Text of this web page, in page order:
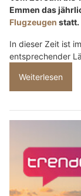
Emmen das
Flugzeugen statt.
In dieser Zeit ist im
entsprechender
Weiterlesen